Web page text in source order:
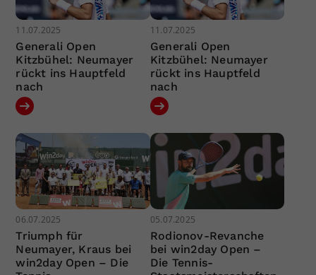
11.07.2025
Generali Open
Kitzbühel: Neumayer
rückt ins Hauptfeld
nach
11.07.2025
Generali Open
Kitzbühel: Neumayer
rückt ins Hauptfeld
nach
06.07.2025
Triumph für
Neumayer, Kraus bei
win2day Open – Die
05.07.2025
Rodionov-Revanche
bei win2day Open –
Die Tennis-